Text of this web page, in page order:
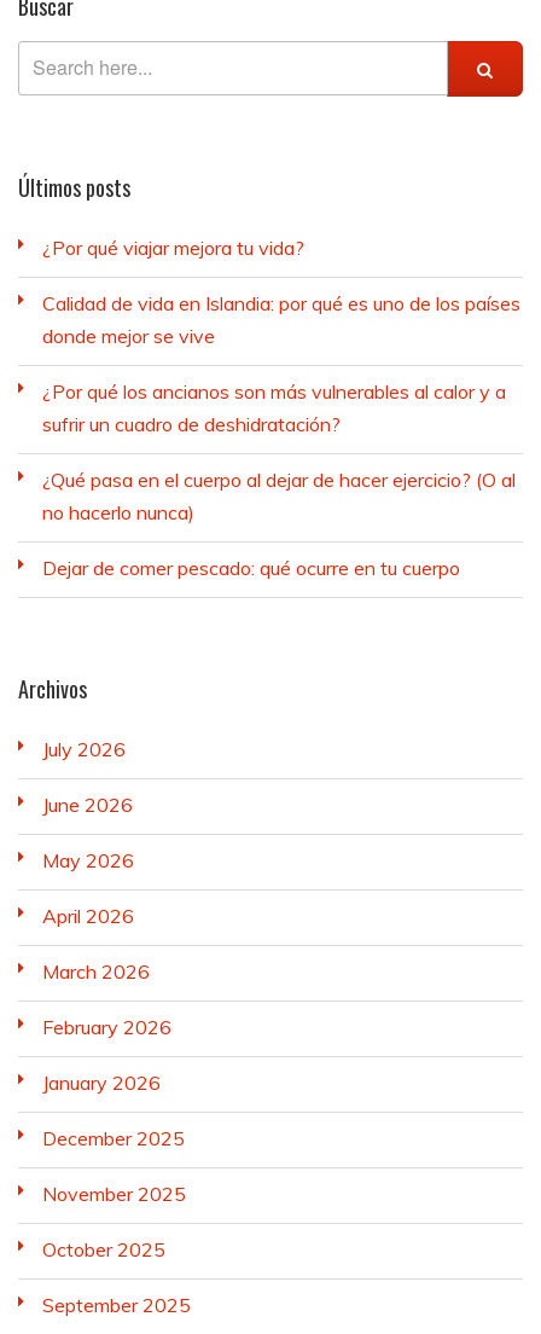
Últimos posts
¿Por qué viajar mejora tu vida?
Calidad de vida en Islandia: por qué es uno de los países
donde mejor se vive
¿Por qué los ancianos son más vulnerables al calor y a
sufrir un cuadro de deshidratación?
¿Qué pasa en el cuerpo al dejar de hacer ejercicio? (O al
no hacerlo nunca)
Dejar de comer pescado: qué ocurre en tu cuerpo
Archivos
July 2026
June 2026
May 2026
April 2026
March 2026
February 2026
January 2026
December 2025
November 2025
October 2025
September 2025